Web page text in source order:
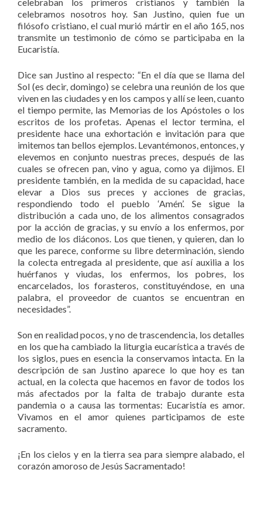
celebramos nosotros hoy. San Justino, quien fue un
filósofo cristiano, el cual murió mártir en el año 165, nos
transmite un testimonio de cómo se participaba en la
Eucaristía.
Dice san Justino al respecto: “En el día que se llama del
Sol (es decir, domingo) se celebra una reunión de los que
viven en las ciudades y en los campos y allí se leen, cuanto
el tiempo permite, las Memorias de los Apóstoles o los
escritos de los profetas. Apenas el lector termina, el
presidente hace una exhortación e invitación para que
imitemos tan bellos ejemplos. Levantémonos, entonces, y
elevemos en conjunto nuestras preces, después de las
cuales se ofrecen pan, vino y agua, como ya dijimos. El
presidente también, en la medida de su capacidad, hace
elevar a Dios sus preces y acciones de gracias,
respondiendo todo el pueblo ‘Amén’. Se sigue la
distribución a cada uno, de los alimentos consagrados
por la acción de gracias, y su envío a los enfermos, por
medio de los diáconos. Los que tienen, y quieren, dan lo
que les parece, conforme su libre determinación, siendo
la colecta entregada al presidente, que así auxilia a los
huérfanos y viudas, los enfermos, los pobres, los
encarcelados, los forasteros, constituyéndose, en una
palabra, el proveedor de cuantos se encuentran en
necesidades”.
Son en realidad pocos, y no de trascendencia, los detalles
en los que ha cambiado la liturgia eucarística a través de
los siglos, pues en esencia la conservamos intacta. En la
descripción de san Justino aparece lo que hoy es tan
actual, en la colecta que hacemos en favor de todos los
más afectados por la falta de trabajo durante esta
pandemia o a causa las tormentas: Eucaristía es amor.
Vivamos en el amor quienes participamos de este
sacramento.
¡En los cielos y en la tierra sea para siempre alabado, el
corazón amoroso de Jesús Sacramentado!